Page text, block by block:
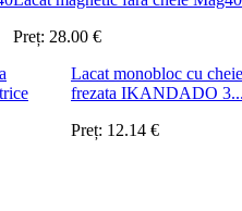
Preț: 28.00 €
Lacat monobloc cu cheie
frezata IKANDADO
Preț: 12.14 €